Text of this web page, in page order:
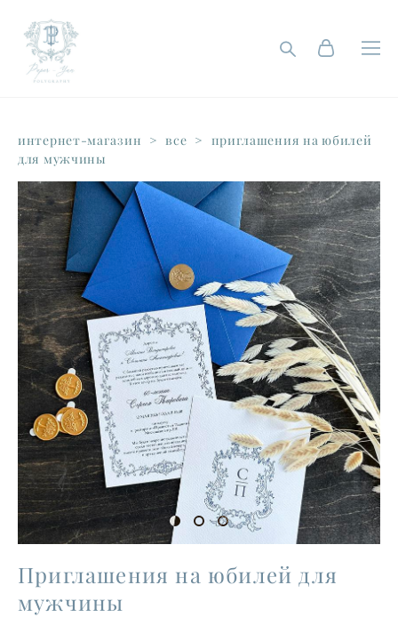
интернет-магазин > все >
приглашения на юбилей
для мужчины
Приглашения на юбилей для
мужчины